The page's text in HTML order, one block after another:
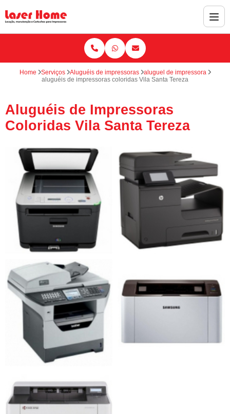
Home Serviços Aluguéis de impressoras
aluguel de impressora
aluguéis de impressoras coloridas Vila Santa Tereza
Aluguéis de Impressoras
Coloridas Vila Santa Tereza